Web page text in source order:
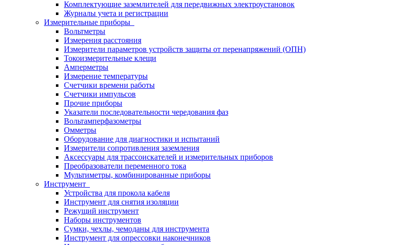
Комплектующие заземлителей для передвижных электроустановок
Журналы учета и регистрации
Измерительные приборы
Вольтметры
Измерения расстояния
Измерители параметров устройств защиты от перенапряжений (ОПН)
Токоизмерительные клещи
Амперметры
Измерение температуры
Счетчики времени работы
Счетчики импульсов
Прочие приборы
Указатели последовательности чередования фаз
Вольтамперфазометры
Омметры
Оборудование для диагностики и испытаний
Измерители сопротивления заземления
Аксессуары для трассоискателей и измерительных приборов
Преобразователи переменного тока
Мультиметры, комбинированные приборы
Инструмент
Устройства для прокола кабеля
Инструмент для снятия изоляции
Режущий инструмент
Наборы инструментов
Сумки, чехлы, чемоданы для инструмента
Инструмент для опрессовки наконечников